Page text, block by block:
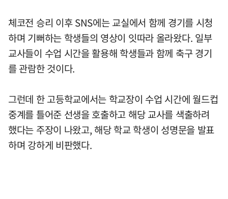
체코전 승리 이후 SNS에는 교실에서 함께 경기를 시청
하며 기뻐하는 학생들의 영상이 잇따라 올라왔다. 일부
교사들이 수업 시간을 활용해 학생들과 함께 축구 경기
를 관람한 것이다.
그런데 한 고등학교에서는 학교장이 수업 시간에 월드컵
중계를 틀어준 선생을 호출하고 해당 교사를 색출하려
했다는 주장이 나왔고, 해당 학교 학생이 성명문을 발표
하며 강하게 비판했다.